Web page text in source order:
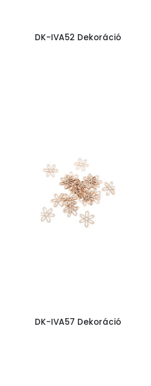
DK-IVA52 Dekoráció
DK-IVA57 Dekoráció